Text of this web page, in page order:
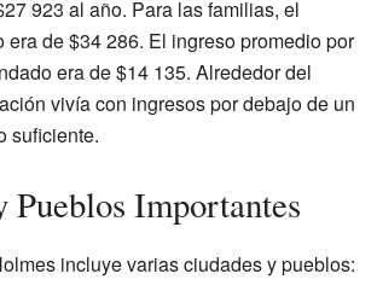
923 al año. Para las familias, el
era de $34 286. El ingreso promedio por
era de $14 135. Alrededor del
vivía con ingresos por debajo de un
suficiente.
Pueblos Importantes
incluye varias ciudades y pueblos: